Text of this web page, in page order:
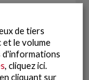
de tiers
le volume
d'informations
, cliquez ici.
cliquant sur